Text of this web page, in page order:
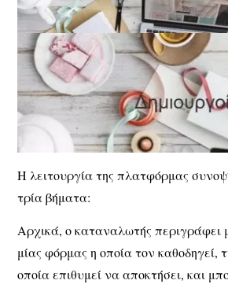
Η λειτουργία της πλατφόρμας
τρία βήματα:
Αρχικά, ο καταναλωτής περιγράφει
μίας φόρμας η οποία τον καθοδηγεί,
οποία επιθυμεί να αποκτήσει, και